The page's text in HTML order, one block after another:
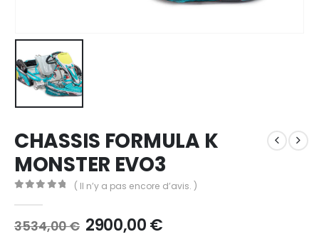
CHASSIS FORMULA K
MONSTER EVO3
( Il n’y a pas encore d’avis. )
3534,00€ Le
2900,00€Le